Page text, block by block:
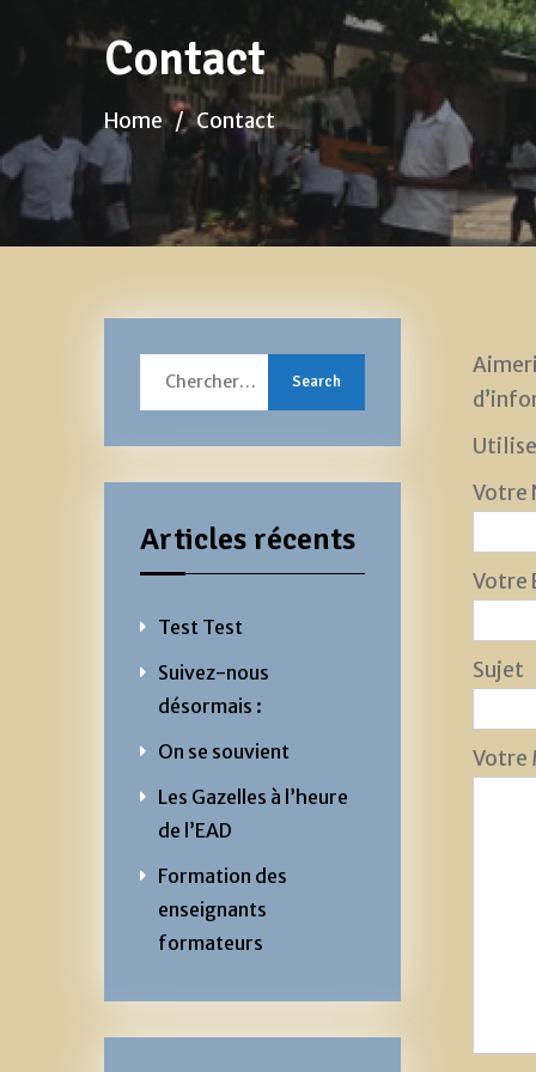
Contact
Home Contact
Votre
Votre
Sujet
Votre
Search
for:
Articles récents
Test Test
Suivez-nous
désormais :
On se souvient
Les Gazelles à l’heure
de l’EAD
Formation des
enseignants
formateurs